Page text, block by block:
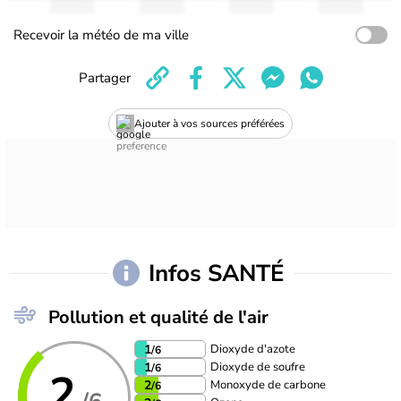
Recevoir la météo de ma ville
Ajouter à vos sources préférées
Partager
Infos SANTÉ
Pollution et qualité de l'air
1/6 Dioxyde d'azote
1/6 Dioxyde de soufre
2/6 Monoxyde de carbone